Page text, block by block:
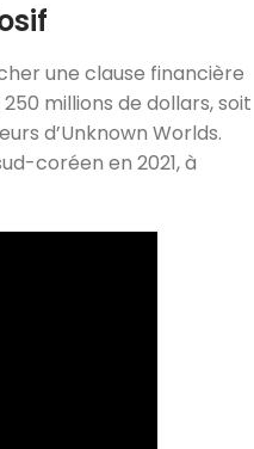
une clause financière
millions de dollars, soit
d’Unknown Worlds.
coréen en 2021, à